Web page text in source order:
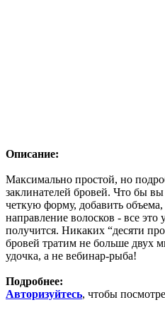
Описание:
Максимально простой, но
заклинателей бровей. Что бы вы
четкую форму, добавить
направление волосков - все это
получится. Никаких “десяти
бровей тратим не больше двух
удочка, а не вебинар-рыба!
Подробнее:
Авторизуйтесь, чтобы